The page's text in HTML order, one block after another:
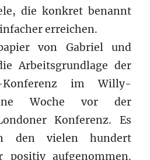
die konkret benannt
erreichen.
von Gabriel und
Arbeitsgrundlage der
Konferenz im Willy-
Woche vor der
Konferenz. Es
den vielen hundert
positiv aufgenommen.